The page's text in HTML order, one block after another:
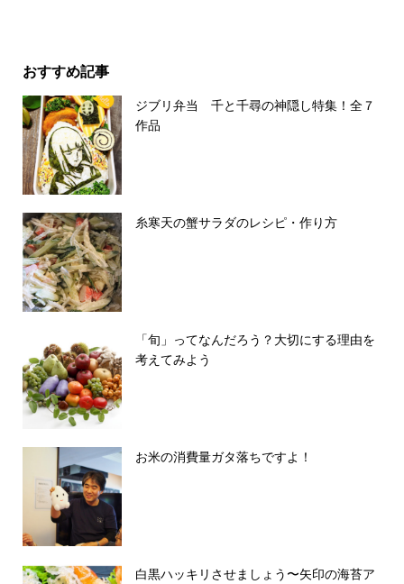
おすすめ記事
ジブリ弁当 千と千尋の神隠し特集！全７
作品
糸寒天の蟹サラダのレシピ・作り方
「旬」ってなんだろう？大切にする理由を
考えてみよう
お米の消費量ガタ落ちですよ！
白黒ハッキリさせましょう〜矢印の海苔ア